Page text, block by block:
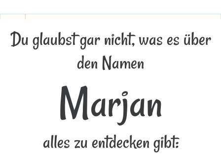
Du glaubst gar nicht, was es über
den Namen
Marjan
alles zu entdecken gibt: